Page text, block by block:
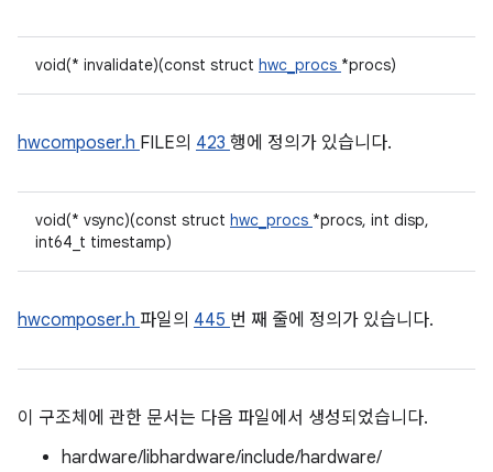
void(* invalidate)(const struct hwc_procs *procs)
hwcomposer.h FILE의 423 행에 정의가 있습니다.
void(* vsync)(const struct hwc_procs *procs, int disp,
int64_t timestamp)
hwcomposer.h 파일의 445 번 째 줄에 정의가 있습니다.
이 구조체에 관한 문서는 다음 파일에서 생성되었습니다.
hardware/libhardware/include/hardware/